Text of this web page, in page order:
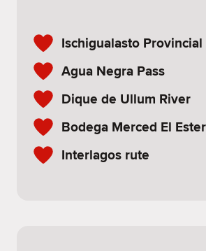
Ischigualasto Provincial
Agua Negra Pass
Dique de Ullum River
Bodega Merced El
Interlagos rute